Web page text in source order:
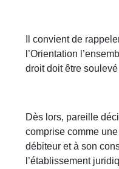
Il convient de
l’Orientation
droit doit être
Dès lors, pareille
comprise comme
débiteur et à son
l’établissement